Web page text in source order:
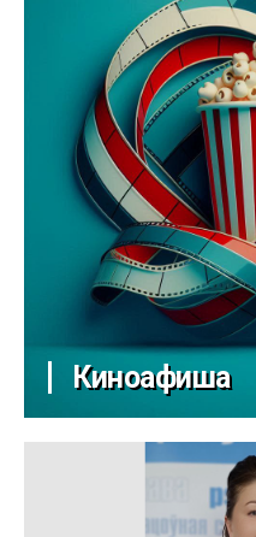
Киноафиша